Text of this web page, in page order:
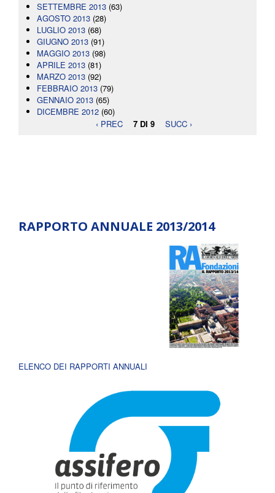
SETTEMBRE 2013 (63)
AGOSTO 2013 (28)
LUGLIO 2013 (68)
GIUGNO 2013 (91)
MAGGIO 2013 (98)
APRILE 2013 (81)
MARZO 2013 (92)
FEBBRAIO 2013 (79)
GENNAIO 2013 (65)
DICEMBRE 2012 (60)
‹ PREC
7 DI 9 SUCC ›
RAPPORTO ANNUALE 2013/2014
ELENCO DEI RAPPORTI ANNUALI